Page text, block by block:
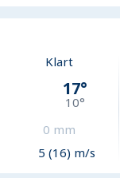
Klart
17°
10°
0 mm
5 (16) m/s